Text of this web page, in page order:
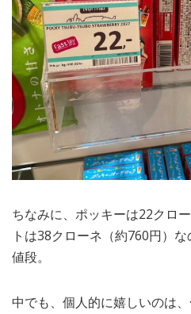
ちなみに、ポッキーは22クロ
トは38クローネ（約760円）
値段。
中でも、個人的に嬉しいのは、